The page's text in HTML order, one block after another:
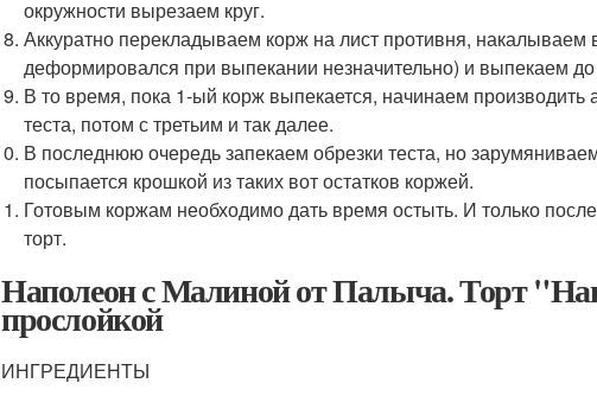
окружности вырезаем круг.
Аккуратно перекладываем корж на лист противня, накалываем
деформировался при выпекании незначительно) и выпекаем до
В то время, пока 1-ый корж выпекается, начинаем
теста, потом с третьим и так далее.
В последнюю очередь запекаем обрезки теста, но
посыпается крошкой из таких вот остатков коржей.
Готовым коржам необходимо дать время остыть. И только
торт.
Наполеон с Малиной от Палыча. Торт
прослойкой
ИНГРЕДИЕНТЫ